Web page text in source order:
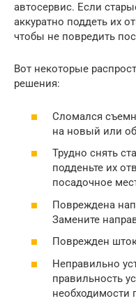
автосервис. Если
аккуратно поддеть их
чтобы не повредить
Вот некоторые
решения:
Сломался
на новый или
Трудно снять
подденьте их
посадочное
Повреждена
Замените
Поврежден
Неправильно
правильность
необходимости